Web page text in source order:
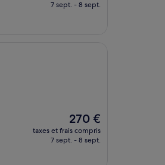
prix
7 sept. - 8 sept.
Le
nouveau
prix
270 €
taxes et frais compris
7 sept. - 8 sept.